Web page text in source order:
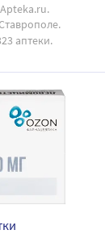
аптеки.